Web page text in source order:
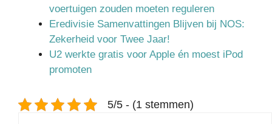
voertuigen zouden moeten reguleren
Eredivisie Samenvattingen Blijven bij NOS:
Zekerheid voor Twee Jaar!
U2 werkte gratis voor Apple én moest iPod
promoten
5/5 - (1 stemmen)